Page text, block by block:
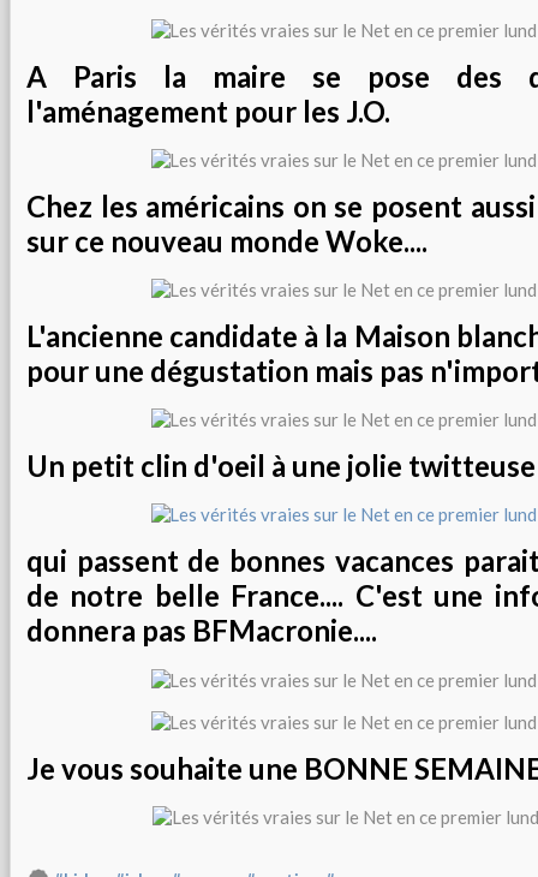
A Paris la maire se pose des
l'aménagement pour les J.O.
Chez les américains on se posent
sur ce nouveau monde Woke....
L'ancienne candidate à la Maison
pour une dégustation mais pas
Un petit clin d'oeil à une jolie
qui passent de bonnes vacances
de notre belle France.... C'est une
donnera pas BFMacronie....
Je vous souhaite une BONNE